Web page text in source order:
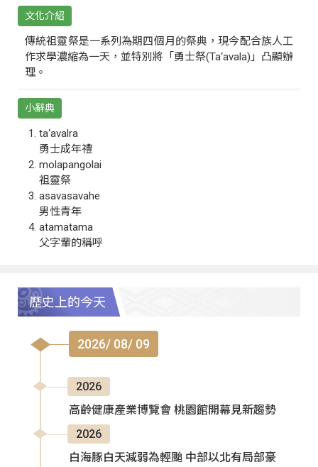
文化介紹
傳統祖靈祭是一系列為期四個月的祭典，現今配合族人工
作求學濃縮為一天，並特別將「勇士祭(Ta‘avala)」凸顯辦
理。
小辭典
ta‘avalra
勇士成年禮
molapangolai
祖靈祭
asavasavahe
男性青年
atamatama
父字輩的稱呼
歷史上的今天
2026/ 08/ 09
2026
高齡健康產業博覽會 桃園館開幕見新趨勢
2026
白海豚白天減弱為輕颱 中部以北有局部豪